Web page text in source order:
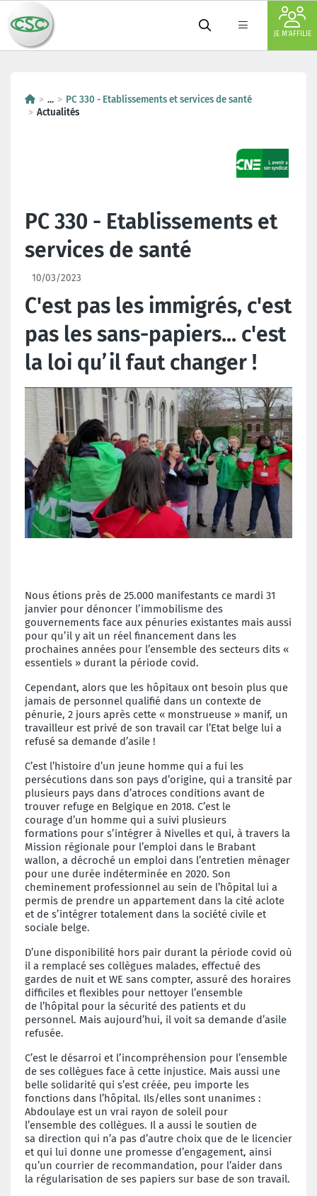
JE M'AFFILIE
...
PC 330 - Etablissements et services de santé
Actualités
PC 330 - Etablissements et
services de santé
10/03/2023
C'est pas les immigrés, c'est
pas les sans-papiers... c'est
la loi qu’il faut changer !
Nous étions près de 25.000 manifestants ce mardi 31
janvier pour dénoncer l’immobilisme des
gouvernements face aux pénuries existantes mais aussi
pour qu’il y ait un réel financement dans les
prochaines années pour l’ensemble des secteurs dits «
essentiels » durant la période covid.
Cependant, alors que les hôpitaux ont besoin plus que
jamais de personnel qualifié dans un contexte de
pénurie, 2 jours après cette « monstrueuse » manif, un
travailleur est privé de son travail car l’Etat belge lui a
refusé sa demande d’asile !
C’est l’histoire d’un jeune homme qui a fui les
persécutions dans son pays d’origine, qui a transité par
plusieurs pays dans d’atroces conditions avant de
trouver refuge en Belgique en 2018. C’est le
courage d’un homme qui a suivi plusieurs
formations pour s’intégrer à Nivelles et qui, à travers la
Mission régionale pour l’emploi dans le Brabant
wallon, a décroché un emploi dans l’entretien ménager
pour une durée indéterminée en 2020. Son
cheminement professionnel au sein de l’hôpital lui a
permis de prendre un appartement dans la cité aclote
et de s’intégrer totalement dans la société civile et
sociale belge.
D’une disponibilité hors pair durant la période covid où
il a remplacé ses collègues malades, effectué des
gardes de nuit et WE sans compter, assuré des horaires
difficiles et flexibles pour nettoyer l’ensemble
de l’hôpital pour la sécurité des patients et du
personnel. Mais aujourd’hui, il voit sa demande d’asile
refusée.
C’est le désarroi et l’incompréhension pour l’ensemble
de ses collègues face à cette injustice. Mais aussi une
belle solidarité qui s’est créée, peu importe les
fonctions dans l’hôpital. Ils/elles sont unanimes :
Abdoulaye est un vrai rayon de soleil pour
l’ensemble des collègues. Il a aussi le soutien de
sa direction qui n’a pas d’autre choix que de le licencier
et qui lui donne une promesse d’engagement, ainsi
qu’un courrier de recommandation, pour l’aider dans
la régularisation de ses papiers sur base de son travail.